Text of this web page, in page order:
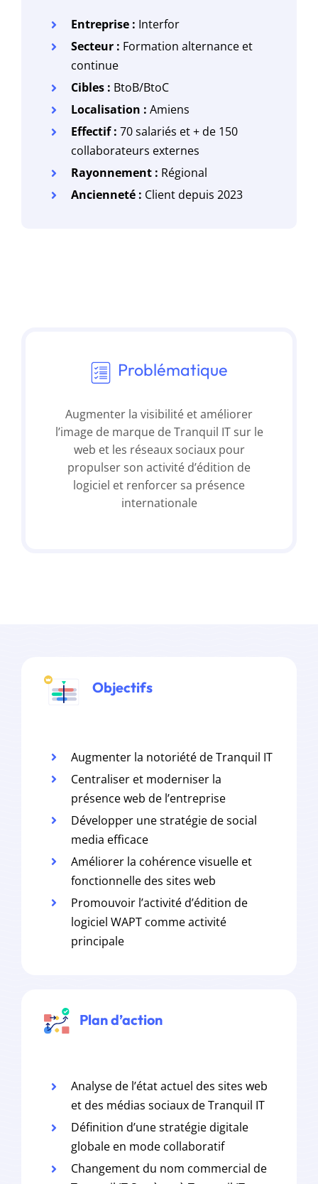
Entreprise : Interfor
Secteur : Formation alternance et
continue
Cibles : BtoB/BtoC
Localisation :Amiens
Effectif :70 salariés et + de 150
collaborateurs externes
Rayonnement : Régional
Ancienneté : Client depuis 2023
Problématique
Augmenter la visibilité et améliorer
l’image de marque de Tranquil IT sur le
web et les réseaux sociaux pour
propulser son activité d’édition de
logiciel et renforcer sa présence
internationale
Objectifs
Augmenter la notoriété de Tranquil IT
Centraliser et moderniser la
présence web de l’entreprise
Développer une stratégie de social
media efficace
Améliorer la cohérence visuelle et
fonctionnelle des sites web
Promouvoir l’activité d’édition de
logiciel WAPT comme activité
principale
Plan d’action
Analyse de l’état actuel des sites web
et des médias sociaux de Tranquil IT
Définition d’une stratégie digitale
globale en mode collaboratif
Changement du nom commercial de